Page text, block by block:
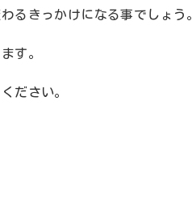
るきっかけになる事でしょう。
す。
ださい。